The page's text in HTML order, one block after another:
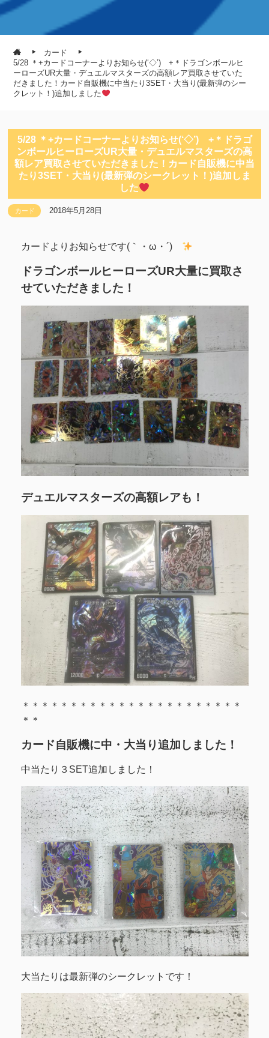
カード
5/28 ＊+カードコーナーよりお知らせ(‘◇’)ゞ+＊ドラゴンボールヒ
ーローズUR大量・デュエルマスターズの高額レア買取させていた
だきました！カード自販機に中当たり3SET・大当り(最新弾のシー
クレット！)追加しました
5/28 ＊+カードコーナーよりお知らせ(‘◇’)ゞ+＊ドラゴ
ンボールヒーローズUR大量・デュエルマスターズの高
額レア買取させていただきました！カード自販機に中当
たり3SET・大当り(最新弾のシークレット！)追加しま
した
カード 2018年5月28日
カードよりお知らせです(｀・ω・´)ゞ
ドラゴンボールヒーローズUR大量に買取さ
せていただきました！
デュエルマスターズの高額レアも！
＊＊＊＊＊＊＊＊＊＊＊＊＊＊＊＊＊＊＊＊＊＊＊
＊＊
カード自販機に中・大当り追加しました！
中当たり３SET追加しました！
大当たりは最新弾のシークレットです！